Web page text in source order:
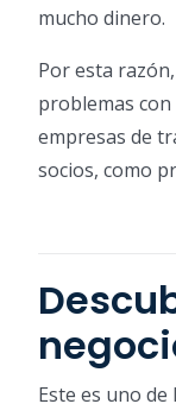
mucho dinero.
Por esta
problemas
empresas de
socios, como
Este es uno